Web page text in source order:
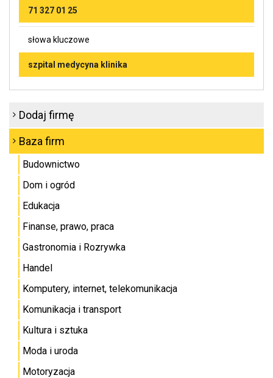
71 327 01 25
słowa kluczowe
szpital medycyna klinika
Dodaj firmę
Baza firm
Budownictwo
Dom i ogród
Edukacja
Finanse, prawo, praca
Gastronomia i Rozrywka
Handel
Komputery, internet, telekomunikacja
Komunikacja i transport
Kultura i sztuka
Moda i uroda
Motoryzacja